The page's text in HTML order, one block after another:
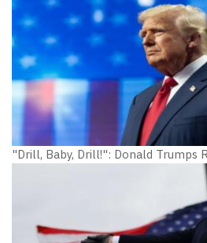
"Drill, Baby, Drill!": Donald Trumps